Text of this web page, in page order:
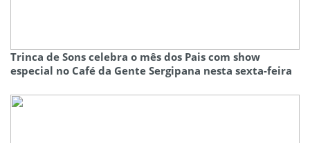
Trinca de Sons celebra o mês dos Pais com show
especial no Café da Gente Sergipana nesta sexta-feira